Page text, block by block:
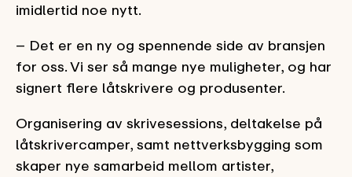
imidlertid noe nytt.
– Det er en ny og spennende side av bransjen
for oss. Vi ser så mange nye muligheter, og har
signert flere låtskrivere og produsenter.
Organisering av skrivesessions, deltakelse på
låtskrivercamper, samt nettverksbygging som
skaper nye samarbeid mellom artister,